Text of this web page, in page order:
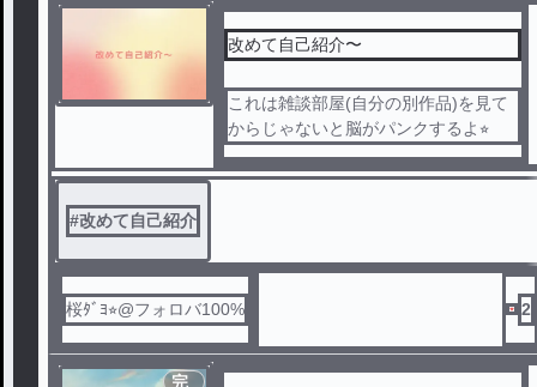
改めて自己紹介〜
これは雑談部屋(自分の別作品)を見て
からじゃないと脳がパンクするよ⭐︎
#改めて自己紹介
桜ﾀﾞﾖ⭐︎@フォロバ100% 2
完